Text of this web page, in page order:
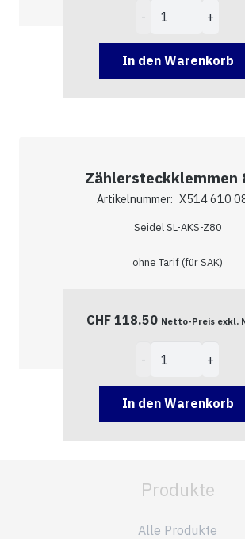
Menge
In den Warenkorb
Zählersteckklemmen
Artikelnummer: X514 610
Seidel SL-AKS-Z80
ohne Tarif (für SAK)
CHF118.50 Netto-Preis exkl.
Menge
In den Warenkorb
Produkte
Alle Produkte